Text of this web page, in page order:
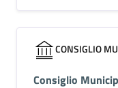
CONSIGLIO
Consiglio